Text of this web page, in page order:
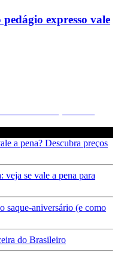
expresso vale
a pena? Descubra preços
se vale a pena para
saque-aniversário (e como
do Brasileiro